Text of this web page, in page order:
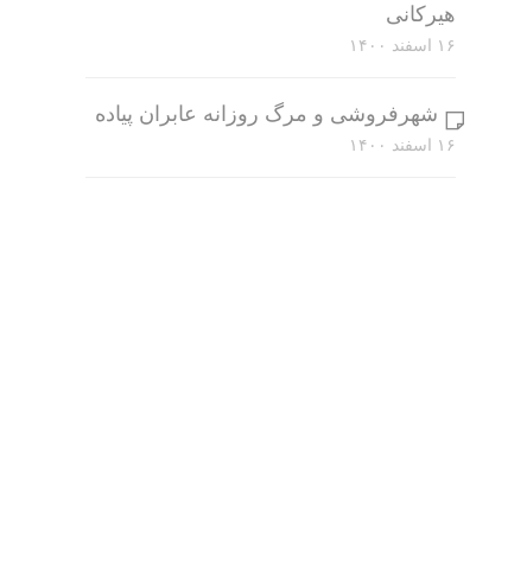
هیرکانی
۱۶ اسفند ۱۴۰۰
شهرفروشی و مرگ روزانه عابران پیاده
۱۶ اسفند ۱۴۰۰